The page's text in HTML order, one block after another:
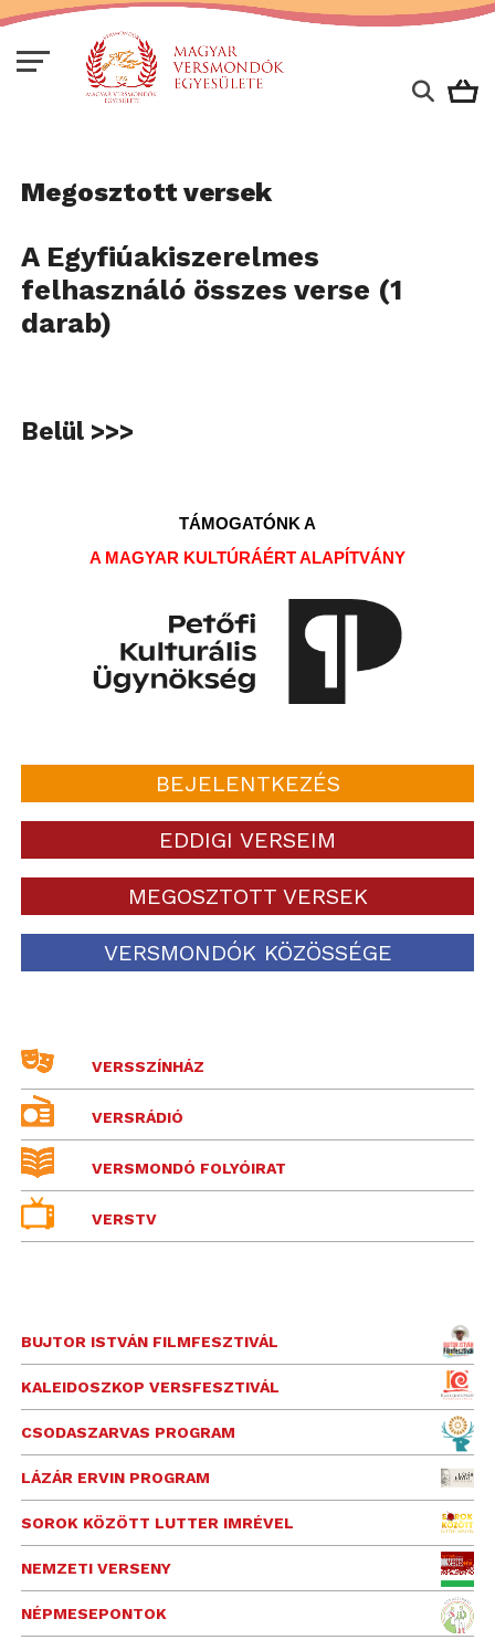
Megosztott versek
A Egyfiúakiszerelmes
felhasználó összes verse (1
darab)
Belül >>>
TÁMOGATÓNK A
A MAGYAR KULTÚRÁÉRT ALAPÍTVÁNY
BEJELENTKEZÉS
EDDIGI VERSEIM
MEGOSZTOTT VERSEK
VERSMONDÓK KÖZÖSSÉGE
VERSSZÍNHÁZ
VERSRÁDIÓ
VERSMONDÓ FOLYÓIRAT
VERSTV
BUJTOR ISTVÁN FILMFESZTIVÁL
KALEIDOSZKOP VERSFESZTIVÁL
CSODASZARVAS PROGRAM
LÁZÁR ERVIN PROGRAM
SOROK KÖZÖTT LUTTER IMRÉVEL
NEMZETI VERSENY
NÉPMESEPONTOK